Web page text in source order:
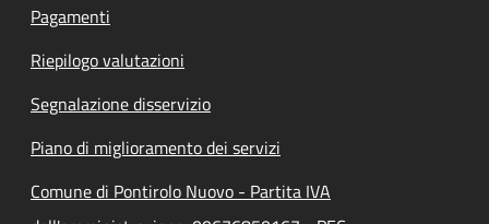
Pagamenti
Riepilogo valutazioni
Segnalazione disservizio
Piano di miglioramento dei servizi
Comune di Pontirolo Nuovo - Partita IVA